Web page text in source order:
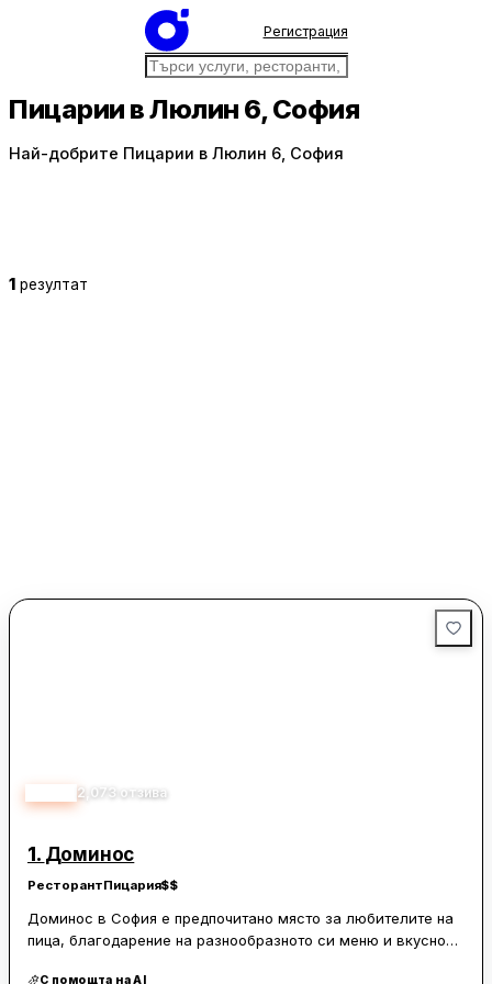
Регистрация
Пицарии в Люлин 6, София
Най-добрите Пицарии в Люлин 6, София
1 резултат
2,073 отзива
1. Доминос
РесторантПицария$$
Доминос в София е предпочитано място за любителите на
пица, благодарение на разнообразното си меню и вкусно
С помощта на AI